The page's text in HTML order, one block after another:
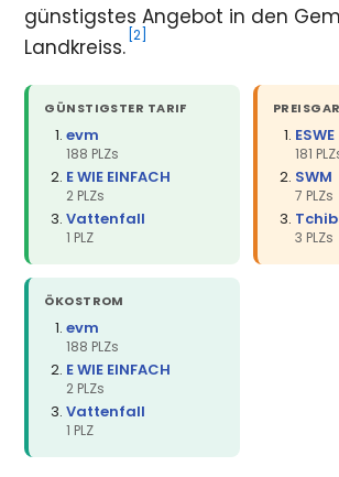
günstigstes Angebot in den
Landkreiss. [2]
GÜNSTIGSTER TARIF
evm
188 PLZs
E WIE EINFACH
2 PLZs
Vattenfall
1 PLZ
ESWE
181
SWM
7 PLZs
3 PLZs
ÖKOSTROM
evm
188 PLZs
E WIE EINFACH
2 PLZs
Vattenfall
1 PLZ